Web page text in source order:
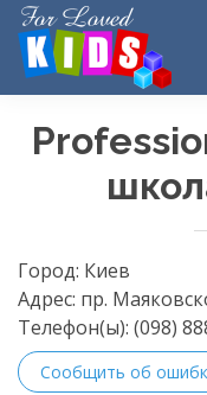
Город: Киев
Адрес: пр.
Телефон(ы): (098)
Сообщить об